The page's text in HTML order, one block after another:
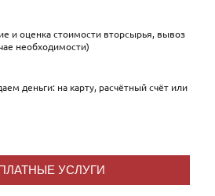
и оценка стоимости вторсырья, вывоз
необходимости)
деньги: на карту, расчётный счёт или
УСЛУГИ